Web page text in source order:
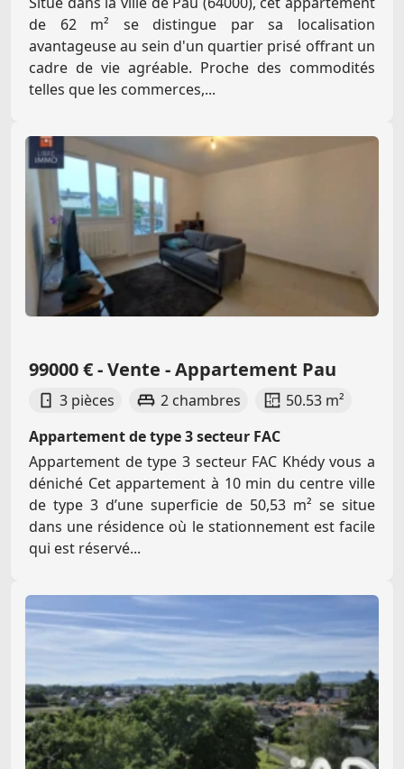
de 62 m² se distingue par sa localisation
avantageuse au sein d'un quartier prisé offrant un
cadre de vie agréable. Proche des commodités
telles que les commerces,...
99000 € - Vente - Appartement Pau
3 pièces 2 chambres
50.53 m²
Appartement de type 3 secteur FAC
Appartement de type 3 secteur FAC Khédy vous a
déniché Cet appartement à 10 min du centre ville
de type 3 d’une superficie de 50,53 m² se situe
dans une résidence où le stationnement est facile
qui est réservé...